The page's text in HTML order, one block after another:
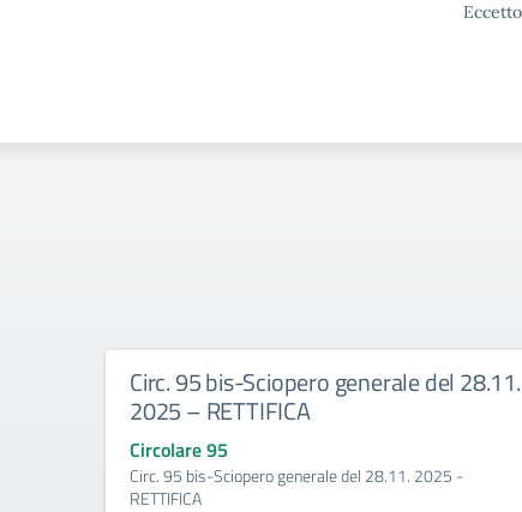
Circ. 95 bis-Sciopero generale del 28.11.
2025 – RETTIFICA
Circolare 95
Circ. 95 bis-Sciopero generale del 28.11. 2025 -
RETTIFICA